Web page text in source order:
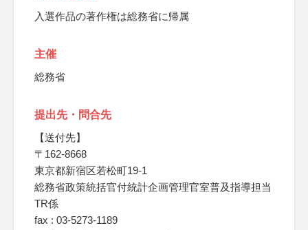
入選作品の著作権は総務省に帰属
主催
総務省
提出先・問合先
【送付先】
〒162-8668
東京都新宿区若松町19-1
総務省政策統括官付統計企画管理官室普及指導担当
TR係
fax : 03-5273-1189